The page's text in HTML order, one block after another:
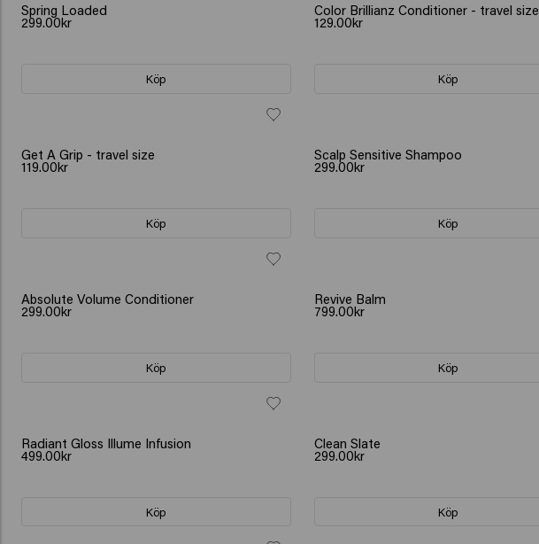
Spring Loaded
299.00kr
Köp
Color Brillianz Conditioner - travel size
129.00kr
Köp
Get A Grip - travel size
119.00kr
Köp
Scalp Sensitive Shampoo
299.00kr
Köp
Absolute Volume Conditioner
299.00kr
Köp
Revive Balm
799.00kr
Köp
Radiant Gloss Illume Infusion
499.00kr
Köp
Clean Slate
299.00kr
Köp